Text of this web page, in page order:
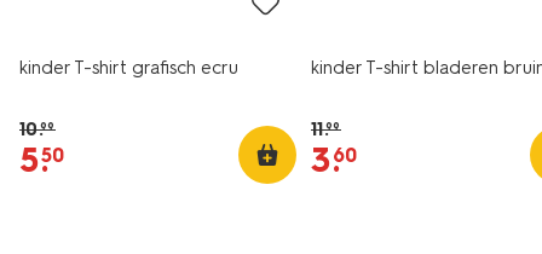
kinder T-shirt grafisch ecru
10.99
5.
50
kinder T-shirt bladeren
11.99
3.
60